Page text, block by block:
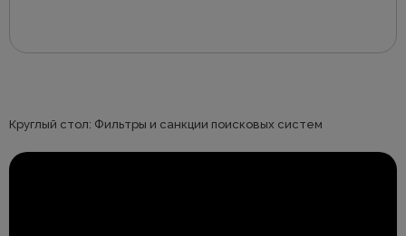
Круглый стол: Фильтры и санкции поисковых систем